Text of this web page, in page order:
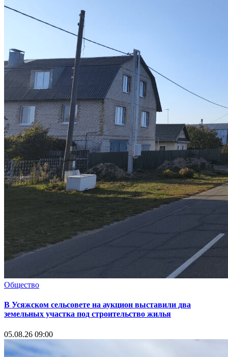
Общество
В Усяжском сельсовете на аукцион выставили два
земельных участка под строительство жилья
05.08.26 09:00